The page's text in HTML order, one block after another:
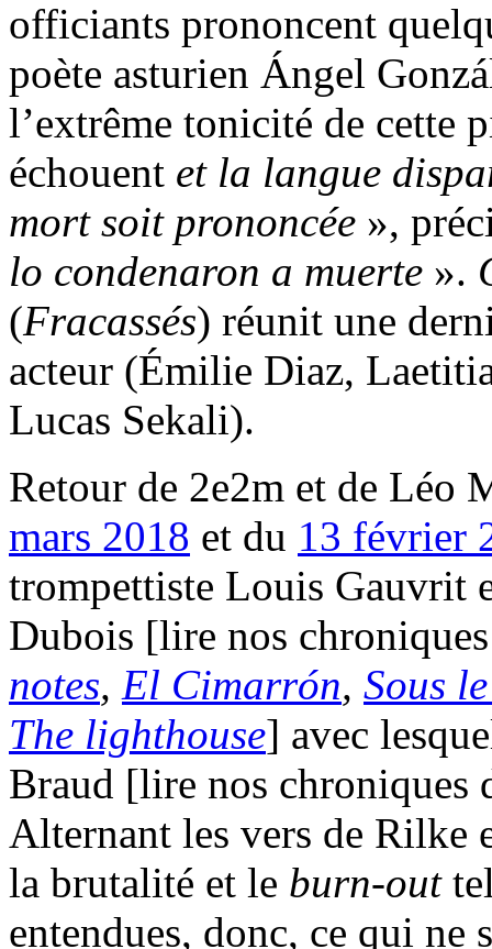
officiants prononcent
poète asturien Ángel
l’extrême tonicité de cette
échouent et la langue
mort soit prononcée »,
lo condenaron a muerte ».
(Fracassés) réunit une
acteur (Émilie Diaz,
Lucas Sekali).
Retour de 2e2m et de Léo
mars 2018 et du 13 février
trompettiste Louis Gauvrit
Dubois [lire nos chroniques
notes, El Cimarrón, Sous
The lighthouse] avec
Braud [lire nos chroniques
Alternant les vers de Rilke
la brutalité et le burn-out
entendues, donc, ce qui ne